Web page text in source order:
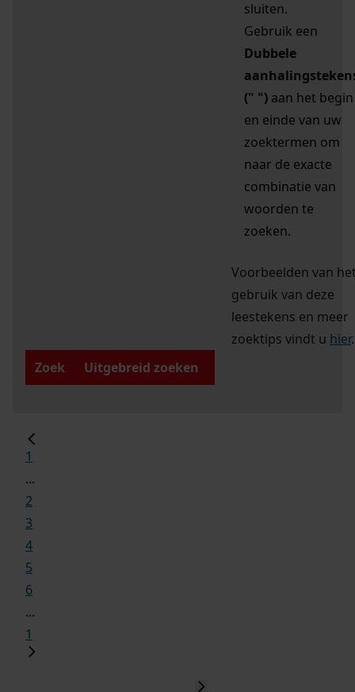
sluiten.
Gebruik een
Dubbele
(" ") aan het begin
en einde van uw
zoektermen om
naar de exacte
combinatie van
woorden te
zoeken.
Voorbeelden van
gebruik van deze
leestekens en meer
zoektips vindt u hier.
Zoek
Uitgebreid zoeken
1
...
2
3
4
5
6
...
1